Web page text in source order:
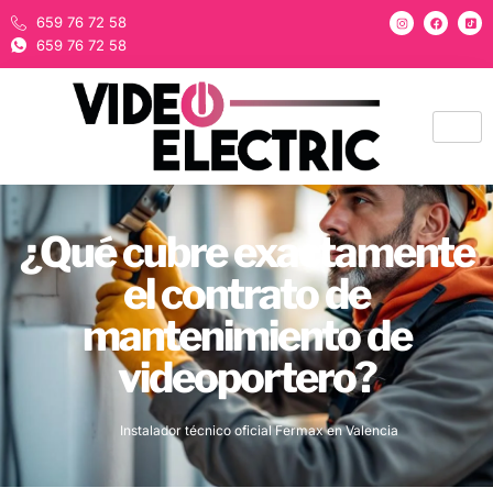
659 76 72 58
659 76 72 58
¿Qué cubre exactamente
el contrato de
mantenimiento de
videoportero?
Instalador técnico oficial Fermax en Valencia